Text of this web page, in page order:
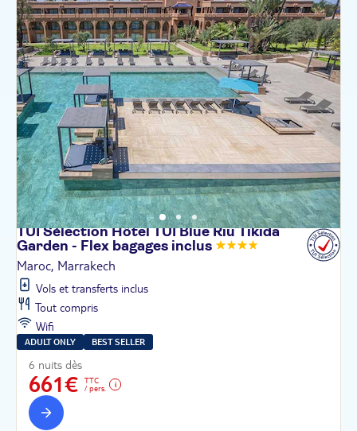
TUI Sélection Hôtel TUI Blue Riu Tikida
Garden - Flex bagages inclus
Maroc, Marrakech
Vols et transferts inclus
Tout compris
Wifi
ADULT ONLY BEST SELLER
6 nuits dès
661€
TTC
/ pers.